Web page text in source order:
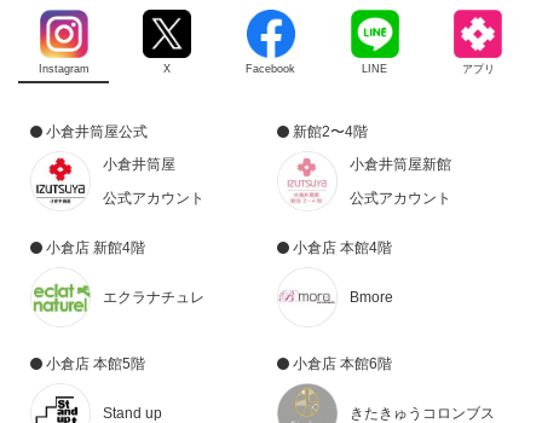
Instagram X Facebook LINE アプリ
小倉井筒屋公式
小倉井筒屋
公式アカウント
新館2〜4階
小倉井筒屋新館
公式アカウント
小倉店 新館4階
エクラナチュレ
小倉店 本館4階
Bmore
小倉店 本館5階
Stand up
小倉店 本館6階
きたきゅうコロンブス